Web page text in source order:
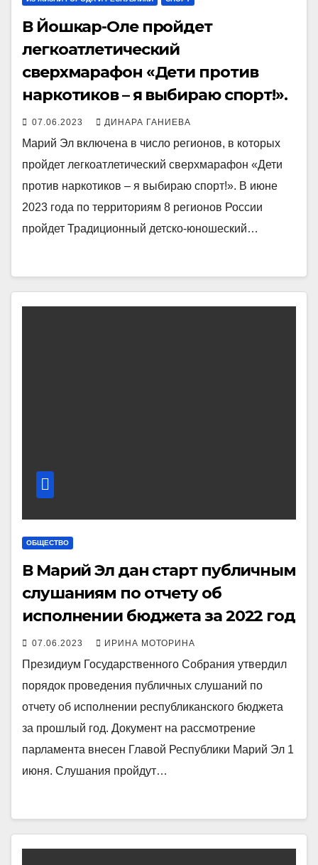
В Йошкар-Оле пройдет
легкоатлетический
сверхмарафон «Дети против
наркотиков – я выбираю спорт!».
07.06.2023 ДИНАРА ГАНИЕВА
Марий Эл включена в число регионов, в которых
пройдет легкоатлетический сверхмарафон «Дети
против наркотиков – я выбираю спорт!». В июне
2023 года по территориям 8 регионов России
пройдет Традиционный детско-юношеский…
ОБЩЕСТВО
В Марий Эл дан старт публичным
слушаниям по отчету об
исполнении бюджета за 2022 год
07.06.2023 ИРИНА МОТОРИНА
Президиум Государственного Собрания утвердил
порядок проведения публичных слушаний по
отчету об​ исполнении республиканского бюджета
за​ прошлый год. Документ на​ рассмотрение
парламента внесен Главой Республики Марий Эл 1
июня. Слушания пройдут…